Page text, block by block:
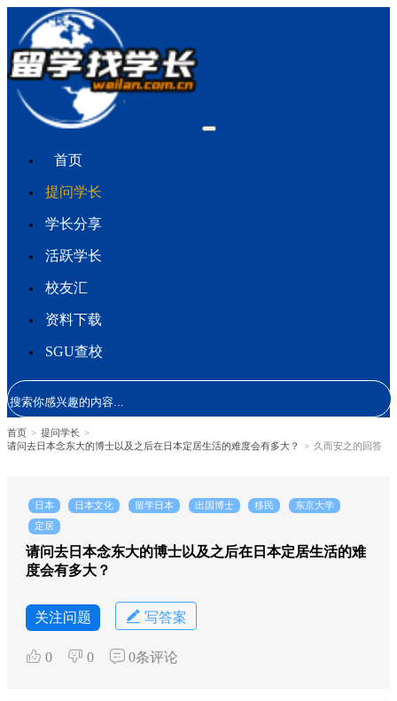
首页
提问学长
学长分享
活跃学长
校友汇
资料下载
SGU查校
首页 > 提问学长 >
请问去日本念东大的博士以及之后在日本定居生活的难度会有多大？
> 久而安之的回答
日本 日本文化 留学日本 出国博士 移民
东京大学
定居
请问去日本念东大的博士以及之后在日本定居生活的难
度会有多大？
关注问题 写答案
0 0 0条评论